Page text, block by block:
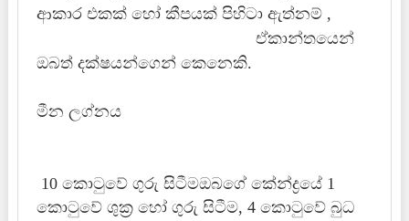
ආකාර එකක් හෝ කීපයක් පිහිටා ඇත්නම් ,
ඒකාන්තයෙන්
ඔබත් දක්ෂයන්ගෙන් කෙනෙකි.
මීන ලග්නය
10 කොටුවේ ගුරු සිටීමඔබගේ කේන්ද්‍රයේ 1
කොටුවේ ශුක්‍ර හෝ ගුරු සිටීම, 4 කොටුවේ බුධ